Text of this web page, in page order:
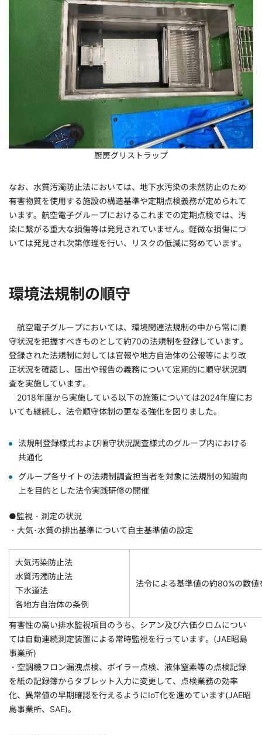
厨房グリストラップ
なお、水質汚濁防止法においては、地下水汚染の未然防止のため
有害物質を使用する施設の構造基準や定期点検義務が定められて
います。航空電子グループにおけるこれまでの定期点検では、汚
染に繋がる重大な損傷等は発見されていません。軽微な損傷につ
いては発見され次第修理を行い、リスクの低減に努めています。
環境法規制の順守
航空電子グループにおいては、環境関連法規制の中から常に順
守状況を把握すべきものとして約70の法規制を登録しています。
登録された法規制に対しては官報や地方自治体の公報等により改
正状況を確認し、届出や報告の義務について定期的に順守状況調
査を実施しています。
2018年度から実施している以下の施策については2024年度にお
いても継続し、法令順守体制の更なる強化を図りました。
法規制登録様式および順守状況調査様式のグループ内における
共通化
グループ各サイトの法規制調査担当者を対象に法規制の知識向
上を目的とした法令実践研修の開催
●監視・測定の状況
・大気･水質の排出基準について自主基準値の設定
大気汚染防止法
水質汚濁防止法
下水道法
各地方自治体の条例
法令による基準値の約80%の数
有害性の高い排水監視項目のうち、シアン及び六価クロムについ
ては自動連続測定装置による常時監視を行っています。(JAE昭島
事業所)
・空調機フロン漏洩点検、ボイラー点検、液体窒素等の点検記録
を紙の記録簿からタブレット入力に変更して、点検業務の効率
化、異常値の早期確認を行えるようにIoT化を進めています(JAE昭
島事業所、SAE)。